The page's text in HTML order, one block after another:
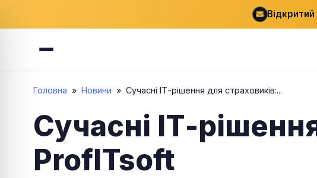
Головна » Новини » Сучасні ІТ-рішення для страховиків:...
Сучасні ІТ-
ProfITsoft